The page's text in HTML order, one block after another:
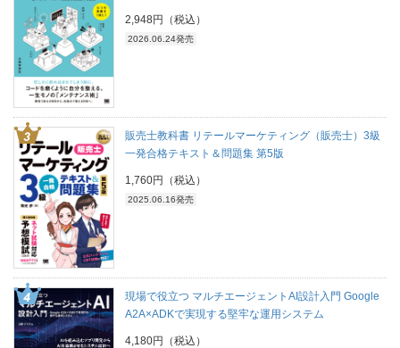
2,948円（税込）
2026.06.24発売
販売士教科書 リテールマーケティング（販売士）3級
一発合格テキスト＆問題集 第5版
1,760円（税込）
2025.06.16発売
現場で役立つ マルチエージェントAI設計入門 Google
A2A×ADKで実現する堅牢な運用システム
4,180円（税込）